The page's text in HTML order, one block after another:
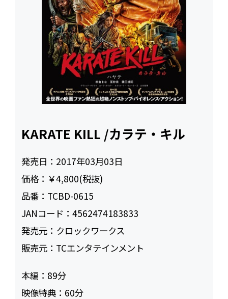
KARATE KILL /カラテ・キル
発売日： 2017年03月03日
価格： ￥4,800(税抜)
品番： TCBD-0615
JANコード：4562474183833
発売元： クロックワークス
販売元： TCエンタテインメント
本編： 89
映像特典： 60